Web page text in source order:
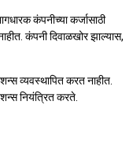
कंपनीच्या कर्जासाठी
कंपनी दिवाळखोर झाल्यास,
व्यवस्थापित करत नाहीत.
नियंत्रित करते.